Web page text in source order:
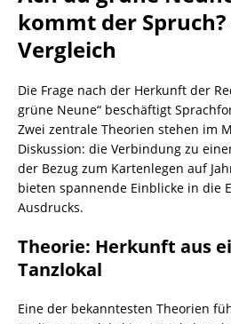
kommt der
Vergleich
Die Frage nach der Herkunft der
grüne Neune“ beschäftigt
Zwei zentrale Theorien stehen im
Diskussion: die Verbindung zu
der Bezug zum Kartenlegen auf
bieten spannende Einblicke in die
Ausdrucks.
Theorie: Herkunft aus
Tanzlokal
Eine der bekanntesten Theorien